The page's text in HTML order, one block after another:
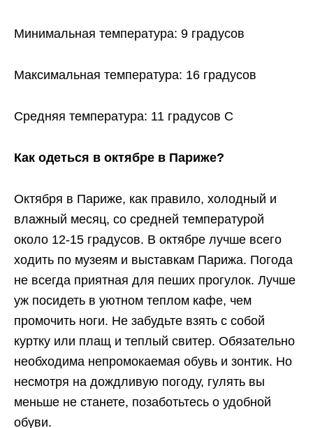
Минимальная температура: 9 градусов
Максимальная температура: 16 градусов
Средняя температура: 11 градусов C
Как одеться в октябре в Париже?
Октября в Париже, как правило, холодный и
влажный месяц, со средней температурой
около 12-15 градусов. В октябре лучше всего
ходить по музеям и выставкам Парижа. Погода
не всегда приятная для пеших прогулок. Лучше
уж посидеть в уютном теплом кафе, чем
промочить ноги. Не забудьте взять с собой
куртку или плащ и теплый свитер. Обязательно
необходима непромокаемая обувь и зонтик. Но
несмотря на дождливую погоду, гулять вы
меньше не станете, позаботьтесь о удобной
обуви.